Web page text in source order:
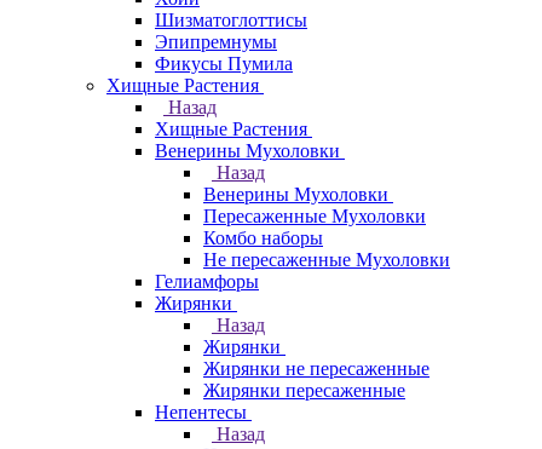
Шизматоглоттисы
Эпипремнумы
Фикусы Пумила
Хищные Растения
Назад
Хищные Растения
Венерины Мухоловки
Назад
Венерины Мухоловки
Пересаженные Мухоловки
Комбо наборы
Не пересаженные Мухоловки
Гелиамфоры
Жирянки
Назад
Жирянки
Жирянки не пересаженные
Жирянки пересаженные
Непентесы
Назад